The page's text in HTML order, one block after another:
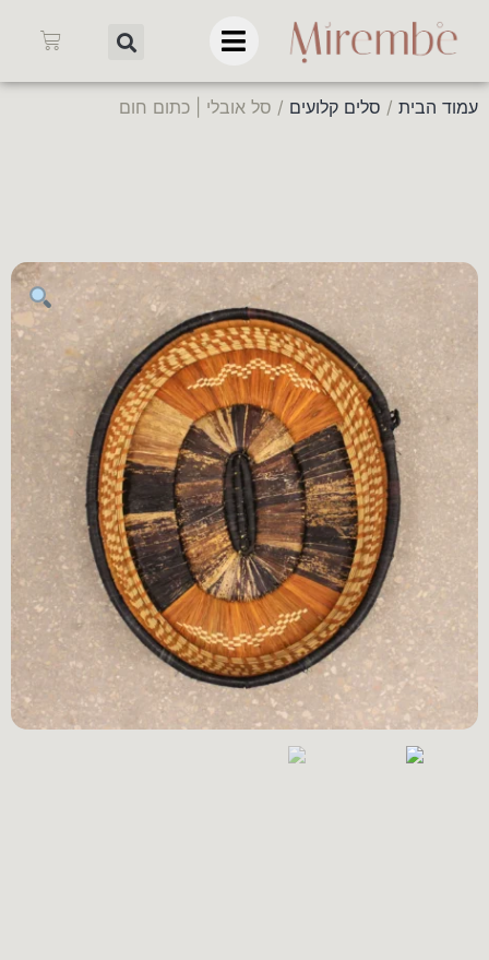
עמוד הבית / סלים קלועים / סל אובלי | כתום חום